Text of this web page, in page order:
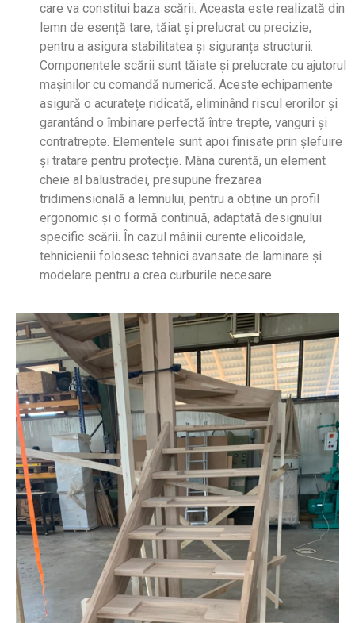
care va constitui baza scării. Aceasta este realizată din
lemn de esență tare, tăiat și prelucrat cu precizie,
pentru a asigura stabilitatea și siguranța structurii.
Componentele scării sunt tăiate și prelucrate cu ajutorul
mașinilor cu comandă numerică. Aceste echipamente
asigură o acuratețe ridicată, eliminând riscul erorilor și
garantând o îmbinare perfectă între trepte, vanguri și
contratrepte. Elementele sunt apoi finisate prin șlefuire
și tratare pentru protecție. Mâna curentă, un element
cheie al balustradei, presupune frezarea
tridimensională a lemnului, pentru a obține un profil
ergonomic și o formă continuă, adaptată designului
specific scării. În cazul mâinii curente elicoidale,
tehnicienii folosesc tehnici avansate de laminare și
modelare pentru a crea curburile necesare.